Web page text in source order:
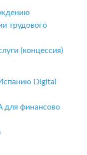
трудового
(концессия)
Digital
для финансово